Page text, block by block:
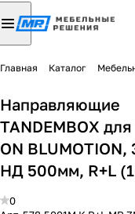
Главная Каталог
Направляющие
TANDEMBOX
ON BLUMOTION,
НД 500мм, R+L
0